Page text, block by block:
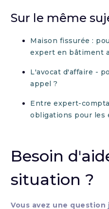
Sur le même
Maison fissurée :
expert en bâtiment
L'avocat d'affaire -
appel ?
Entre expert-
obligations pour les
Besoin
situation ?
Vous avez une